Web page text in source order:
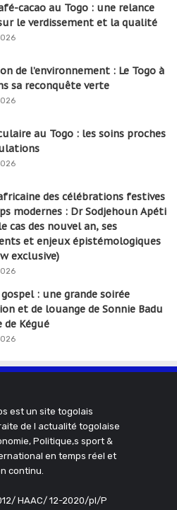
cacao au Togo : une relance
le verdissement et la qualité
de l’environnement : Le Togo à
sa reconquête verte
au Togo : les soins proches
des célébrations festives
modernes : Dr Sodjehoun Apéti
cas des nouvel an, ses
et enjeux épistémologiques
exclusive)
: une grande soirée
et de louange de Sonnie Badu
de Kégué
est un site togolais
de l actualité togolaise
Politique,s sport &
en temps réel et
continu.
HAAC/ 12-2020/pl/P